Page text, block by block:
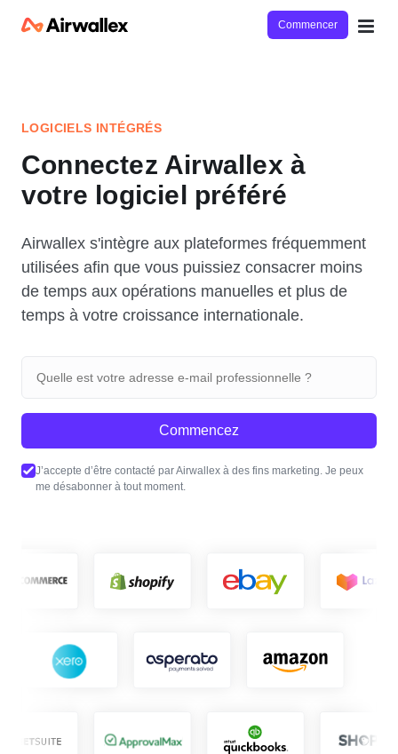
Commencer
LOGICIELS INTÉGRÉS
Connectez Airwallex à
votre logiciel préféré
Airwallex s'intègre aux plateformes fréquemment
utilisées afin que vous puissiez consacrer moins
de temps aux opérations manuelles et plus de
temps à votre croissance internationale.
Commencez
J’accepte d’être contacté par Airwallex à des fins marketing. Je peux
me désabonner à tout moment.